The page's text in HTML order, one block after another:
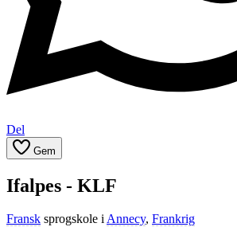
Del
Gem
Ifalpes - KLF
Fransk sprogskole iAnnecy, Frankrig